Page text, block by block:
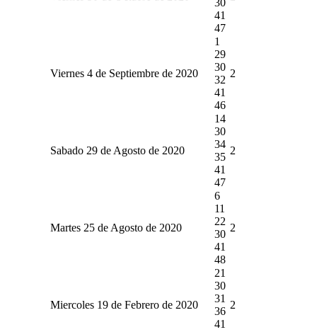
41
47
Viernes 4 de Septiembre de 2020
1
29
30
32
41
46
2
Sabado 29 de Agosto de 2020
14
30
34
35
41
47
2
Martes 25 de Agosto de 2020
6
11
22
30
41
48
2
Miercoles 19 de Febrero de 2020
21
30
31
36
41
2